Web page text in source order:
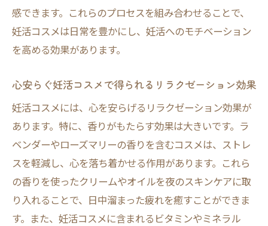
感できます。これらのプロセスを組み合わせることで、
妊活コスメは日常を豊かにし、妊活へのモチベーション
を高める効果があります。
心安らぐ妊活コスメで得られるリラクゼーション効果
妊活コスメには、心を安らげるリラクゼーション効果が
あります。特に、香りがもたらす効果は大きいです。ラ
ベンダーやローズマリーの香りを含むコスメは、ストレ
スを軽減し、心を落ち着かせる作用があります。これら
の香りを使ったクリームやオイルを夜のスキンケアに取
り入れることで、日中溜まった疲れを癒すことができま
す。また、妊活コスメに含まれるビタミンやミネラル